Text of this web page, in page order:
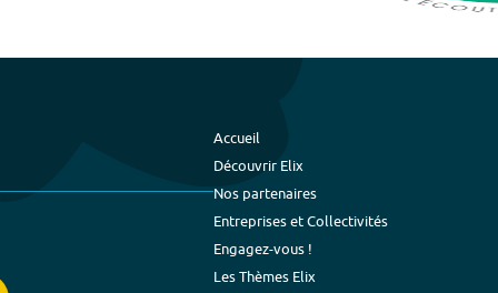
Accueil
Découvrir Elix
Nos partenaires
Entreprises et Collectivités
Engagez-vous !
Les Thèmes Elix